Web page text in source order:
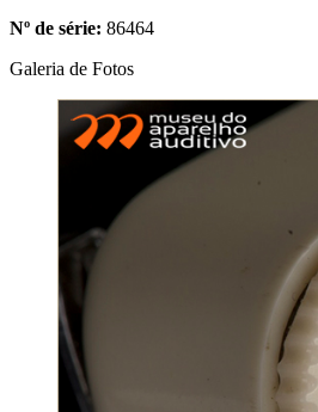
Nº de série: 86464
Galeria de Fotos